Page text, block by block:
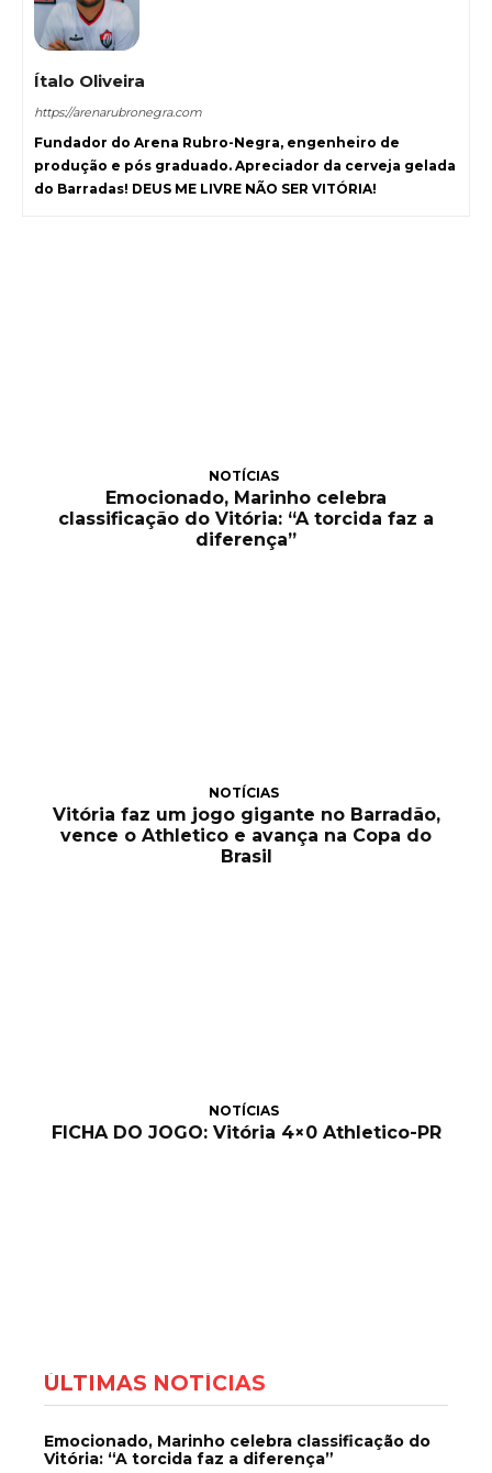
Ítalo Oliveira
https://arenarubronegra.com
Fundador do Arena Rubro-Negra, engenheiro de
produção e pós graduado. Apreciador da cerveja gelada
do Barradas! DEUS ME LIVRE NÃO SER VITÓRIA!
NOTÍCIAS
Emocionado, Marinho celebra
classificação do Vitória: “A torcida faz a
diferença”
NOTÍCIAS
Vitória faz um jogo gigante no Barradão,
vence o Athletico e avança na Copa do
Brasil
NOTÍCIAS
FICHA DO JOGO: Vitória 4×0 Athletico-PR
ÚLTIMAS NOTÍCIAS
Emocionado, Marinho celebra classificação do
Vitória: “A torcida faz a diferença”